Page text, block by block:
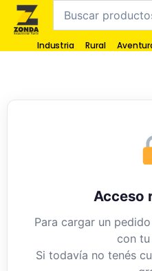
Industria Rural
Acceso
Para cargar un
con
Si todavía no tenés